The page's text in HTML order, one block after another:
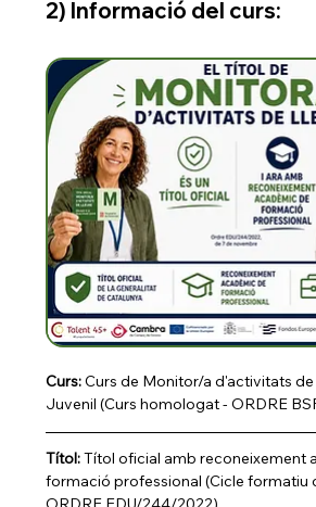
2) Informació del curs:
Curs: Curs de Monitor/a d'activitats de
Juvenil (Curs homologat - ORDRE
Títol: Títol oficial amb reconeixement
formació professional (Cicle formatiu